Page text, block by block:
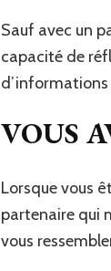
Sauf avec un
capacité de
VOUS
Lorsque vous
partenaire qui
vous